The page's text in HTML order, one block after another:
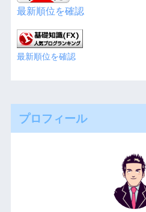
最新順位を確認
最新順位を確認
プロフィール